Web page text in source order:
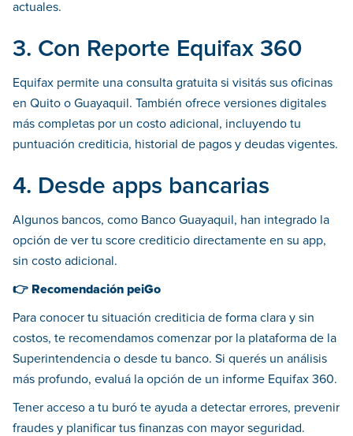
actuales.
3. Con Reporte Equifax 360
Equifax permite una consulta gratuita si visitás sus oficinas
en Quito o Guayaquil. También ofrece versiones digitales
más completas por un costo adicional, incluyendo tu
puntuación crediticia, historial de pagos y deudas vigentes.
4. Desde apps bancarias
Algunos bancos, como Banco Guayaquil, han integrado la
opción de ver tu score crediticio directamente en su app,
sin costo adicional.
👉 Recomendación peiGo
Para conocer tu situación crediticia de forma clara y sin
costos, te recomendamos comenzar por la plataforma de la
Superintendencia o desde tu banco. Si querés un análisis
más profundo, evaluá la opción de un informe Equifax 360.
Tener acceso a tu buró te ayuda a detectar errores, prevenir
fraudes y planificar tus finanzas con mayor seguridad.